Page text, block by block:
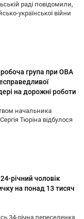
раді повідомили,
української війни
група при ОВА
на дорожні роботи
начальника
Тюріна відбулося
річний чоловік
на понад 13 тисяч
34-річна переселенка